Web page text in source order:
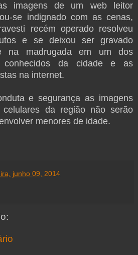
imagens de um web leitor
se indignado com as cenas,
recém operado resolveu
e se deixou ser gravado
na madrugada em um dos
conhecidos da cidade e as
na internet.
e segurança as imagens
da região não serão
menores de idade.
junho 09, 2014